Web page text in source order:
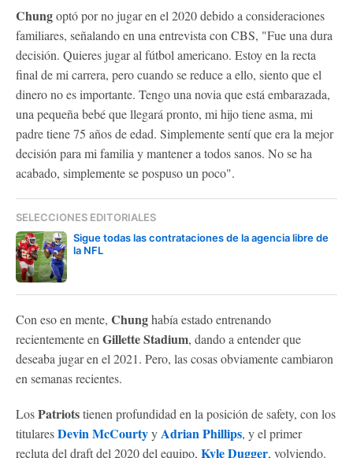
Chungoptó por no jugar en el 2020 debido a consideraciones
familiares, señalando en una entrevista con CBS, "Fue una dura
decisión. Quieres jugar al fútbol americano. Estoy en la recta
final de mi carrera, pero cuando se reduce a ello, siento que el
dinero no es importante. Tengo una novia que está embarazada,
una pequeña bebé que llegará pronto, mi hijo tiene asma, mi
padre tiene 75 años de edad. Simplemente sentí que era la mejor
decisión para mi familia y mantener a todos sanos. No se ha
acabado, simplemente se pospuso un poco".
SELECCIONES EDITORIALES
Sigue todas las contrataciones de la agencia libre de
la NFL
Con eso en mente, Chunghabía estado entrenando
recientemente en Gillette Stadium, dando a entender que
deseaba jugar en el 2021. Pero, las cosas obviamente cambiaron
en semanas recientes.
LosPatriotstienen profundidad en la posición de safety, con los
titularesDevin McCourtyyAdrian Phillips, y el primer
recluta del draft del 2020 del equipo, Kyle Dugger, volviendo.